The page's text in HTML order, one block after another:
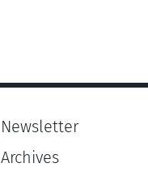
Newsletter
Archives